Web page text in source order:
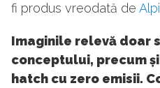
fi produs vreodată de
Imaginile relevă doar
conceptului, precum
hatch cu zero emisii.